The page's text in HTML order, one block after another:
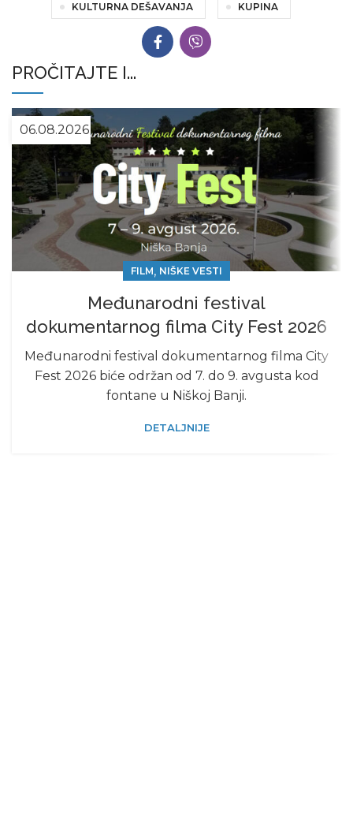
KULTURNA DEŠAVANJA KUPINA
PROČITAJTE I...
06.08.2026
FILM, NIŠKE VESTI
Međunarodni festival
dokumentarnog filma City Fest 2026
Međunarodni festival dokumentarnog filma City
Fest 2026 biće održan od 7. do 9. avgusta kod
fontane u Niškoj Banji.
DETALJNIJE